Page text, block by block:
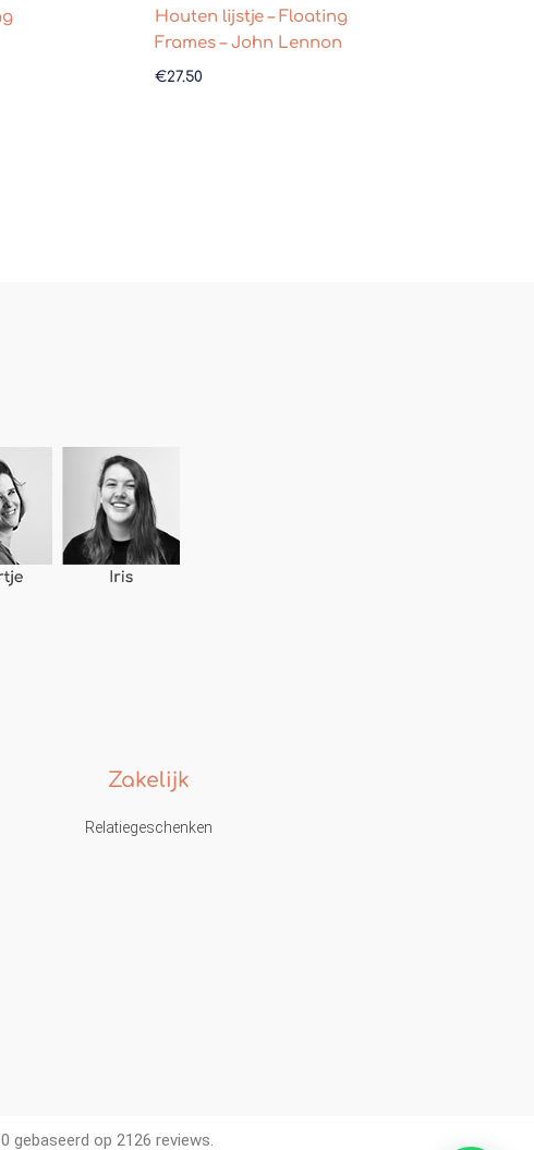
Houten lijstje – Floating
Frames – John Lennon
€27.50
Zakelijk
Relatiegeschenken
gebaseerd op 2126 reviews.